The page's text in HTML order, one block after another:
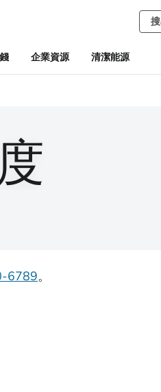
企業資源 清潔能源
6789。